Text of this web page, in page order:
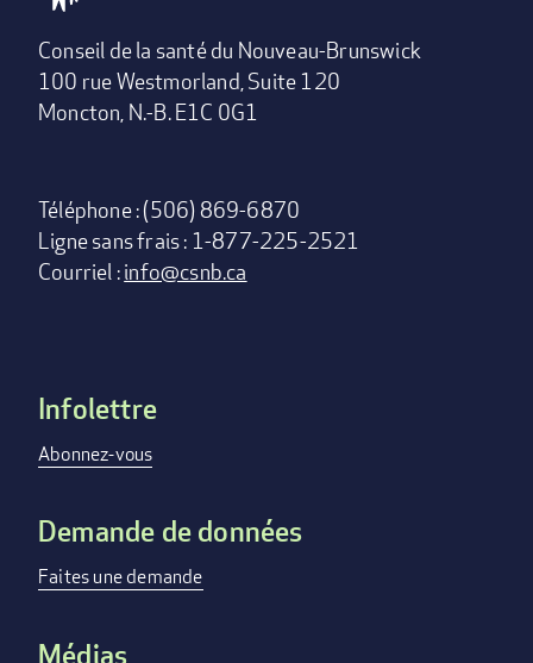
Conseil de la santé du Nouveau-Brunswick
100 rue Westmorland, Suite 120
Moncton, N.-B. E1C 0G1
Téléphone : (506) 869-6870
Ligne sans frais : 1-877-225-2521
Courriel :info@csnb.ca
Footer
menu
Infolettre
Abonnez-vous
Demande de données
Faites une demande
Médias